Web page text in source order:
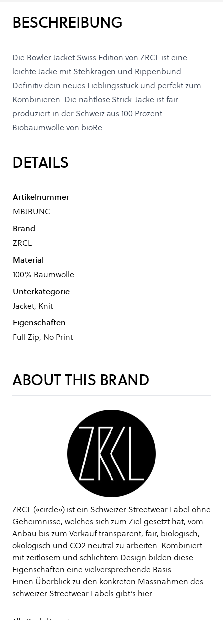
BESCHREIBUNG
Die Bowler Jacket Swiss Edition von ZRCL ist eine
leichte Jacke mit Stehkragen und Rippenbund.
Definitiv dein neues Lieblingsstück und perfekt zum
Kombinieren. Die nahtlose Strick-Jacke ist fair
produziert in der Schweiz aus 100 Prozent
Biobaumwolle von bioRe.
DETAILS
Artikelnummer
MBJBUNC
Brand
ZRCL
Material
100% Baumwolle
Unterkategorie
Jacket, Knit
Eigenschaften
Full Zip, No Print
ABOUT THIS BRAND
ZRCL («circle») ist ein Schweizer Streetwear Label ohne
Geheimnisse, welches sich zum Ziel gesetzt hat, vom
Anbau bis zum Verkauf transparent, fair, biologisch,
ökologisch und CO2 neutral zu arbeiten. Kombiniert
mit zeitlosem und schlichtem Design bilden diese
Eigenschaften eine vielversprechende Basis.
Einen Überblick zu den konkreten Massnahmen des
schweizer Streetwear Labels gibt’s hier.